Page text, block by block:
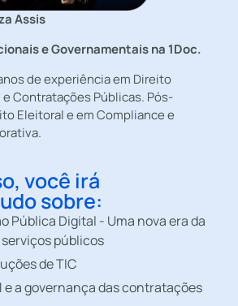
você irá
sobre:
Pública Digital - Uma nova era da
públicos
de TIC
e a governança das contratações
Assis
e Governamentais na 1Doc.
de experiência em Direito
Contratações Públicas. Pós-
Eleitoral e em Compliance e